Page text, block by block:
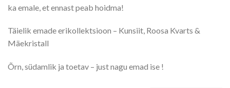
ka emale, et ennast peab hoidma!
Täielik emade erikollektsioon – Kunsiit, Roosa Kvarts &
Mäekristall
Õrn, südamlik ja toetav – just nagu emad ise !